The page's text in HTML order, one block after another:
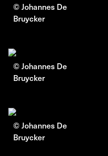
© Johannes De
Bruycker
© Johannes De
Bruycker
© Johannes De
Bruycker